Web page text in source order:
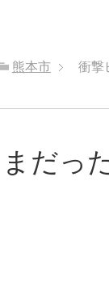
熊本市 衝撃
だっ